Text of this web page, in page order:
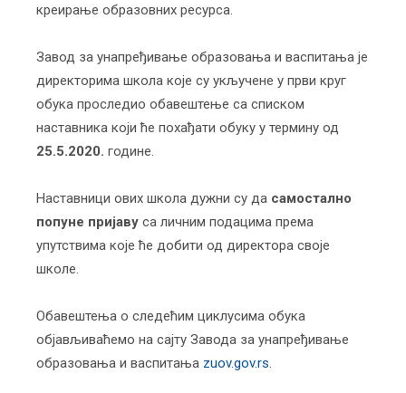
креирање образовних ресурса.
Завод за унапређивање образовања и васпитања је
директорима школа које су укључене у први круг
обука проследио обавештење са списком
наставника који ће похађати обуку у термину од
25.5.2020. године.
Наставници ових школа дужни су да самостално
попуне пријаву са личним подацима према
упутствима које ће добити од директора своје
школе.
Обавештења о следећим циклусима обука
објављиваћемо на сајту Завода за унапређивање
образовања и васпитања zuov.gov.rs.